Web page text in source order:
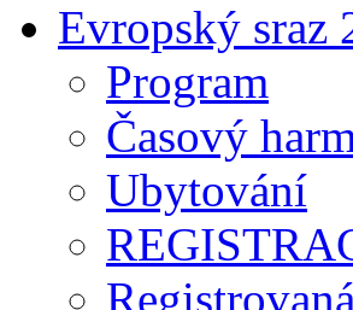
Evropský sraz
Program
Časový
Ubytování